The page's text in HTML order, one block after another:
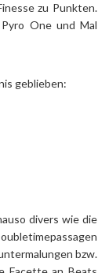
zu Punkten.
One und Mal
geblieben:
divers wie die
bzw.